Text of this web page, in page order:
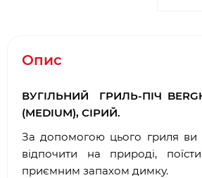
Опис
ВУГІЛЬНИЙ ГРИЛЬ-ПІЧ
(MEDIUM), СІРИЙ.
За допомогою цього гриля ви
відпочити на природі,
приємним запахом димку.